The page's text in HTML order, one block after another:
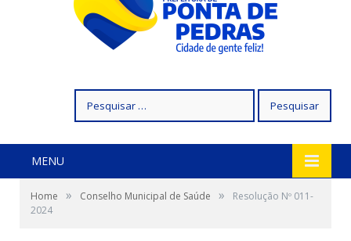
por:
MENU
Home » Conselho Municipal de Saúde »
Resolução Nº 011-
2024